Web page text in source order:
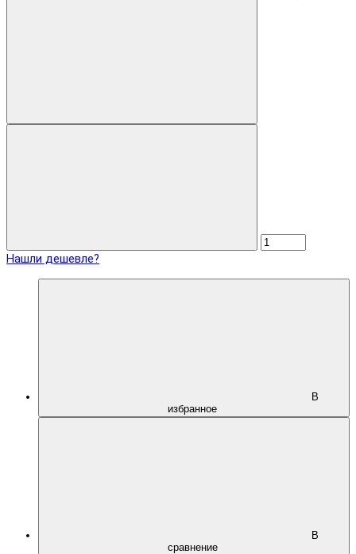
Нашли дешевле?
В
избранное
В
сравнение